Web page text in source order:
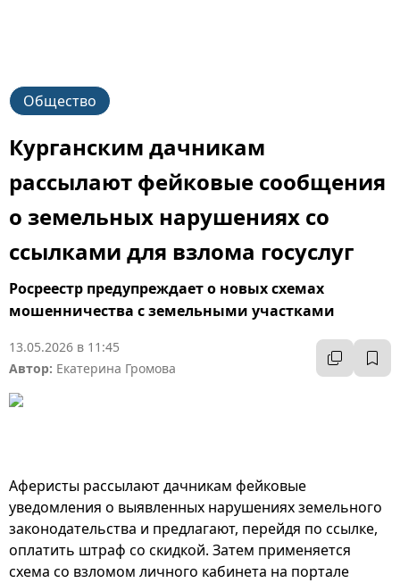
Общество
Курганским дачникам
рассылают фейковые сообщения
о земельных нарушениях со
ссылками для взлома госуслуг
Росреестр предупреждает о новых схемах
мошенничества с земельными участками
13.05.2026 в 11:45
Автор: Екатерина Громова
Аферисты рассылают дачникам фейковые
уведомления о выявленных нарушениях земельного
законодательства и предлагают, перейдя по ссылке,
оплатить штраф со скидкой. Затем применяется
схема со взломом личного кабинета на портале